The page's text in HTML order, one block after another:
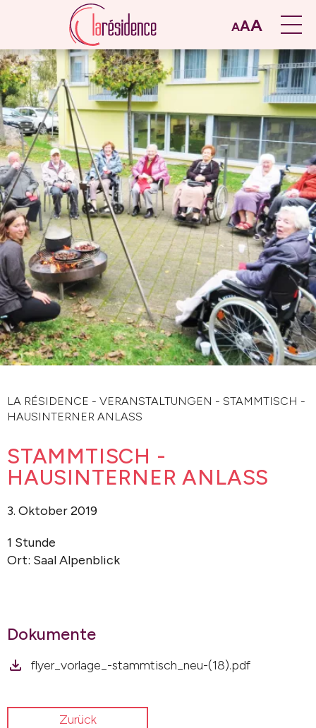
AAA
LA RÉSIDENCE - VERANSTALTUNGEN - STAMMTISCH -
HAUSINTERNER ANLASS
STAMMTISCH -
HAUSINTERNER ANLASS
3. Oktober 2019
1 Stunde
Ort: Saal Alpenblick
Dokumente
flyer_vorlage_-stammtisch_neu-(18).pdf
Zurück